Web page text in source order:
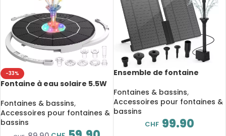
-33%
Fontaine à eau solaire 5.5W
3000mAh, pour jardin, bain
d’oiseaux, étang
Fontaines & bassins,
Accessoires pour fontaines &
bassins
Ensemble de fontaine
pompe à eau avec 6 buses
Fontaines & bassins,
Accessoires pour fontaines &
bassins
CHF 99.90